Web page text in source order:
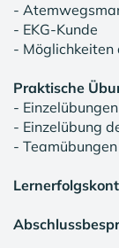
-
- EKG-Kunde
- Möglichkeiten
Praktische
-
- Einzelübung
-